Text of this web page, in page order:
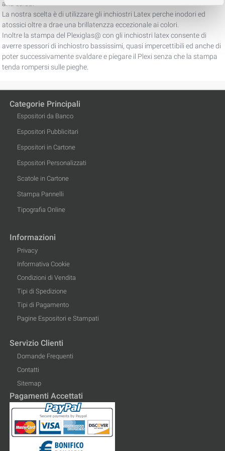
aria calda.
La nostra scelta è di utilizzare gli inchiostri Latex perche inodori ed
atossici oltre a drae una brillatenzza eccezionale ai colori.
Inoltre la stampa del Plexiglas@ con gli inchiostri latex consente di
averre spessori di inchiostro bassissimi, quasi impercettibili ed anche di
poter successivamente svaldare e piegare il Plexi senza che la stampa
tenda rompersi sulle pieghe.
Categorie Principali
Espositori da Banco
Espositori Pubblicitari
Espositori in Cartone
Espositori Personalizzati
Scatole in Cartone
Stampa Pannelli
Tipografia Online
Informazioni
Privacy
Informativa Cookie
Condizioni di Vendita
Tipi di Spedizione
Tipi di Pagamento
Pagine Espositori e Stampati
Servizio Clienti
Domande Frequenti
Contatti
Sitemap
Pagamenti Accettati